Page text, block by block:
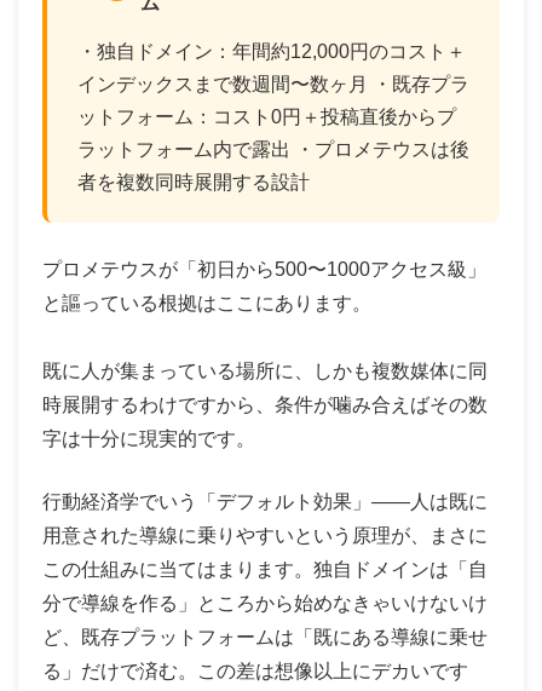
・独自ドメイン：年間約12,000円のコスト＋
インデックスまで数週間〜数ヶ月 ・既存プラ
ットフォーム：コスト0円＋投稿直後からプ
ラットフォーム内で露出 ・プロメテウスは後
者を複数同時展開する設計
プロメテウスが「初日から500〜1000アクセス級」
と謳っている根拠はここにあります。
既に人が集まっている場所に、しかも複数媒体に同
時展開するわけですから、条件が噛み合えばその数
字は十分に現実的です。
行動経済学でいう「デフォルト効果」——人は既に
用意された導線に乗りやすいという原理が、まさに
この仕組みに当てはまります。独自ドメインは「自
分で導線を作る」ところから始めなきゃいけないけ
ど、既存プラットフォームは「既にある導線に乗せ
る」だけで済む。この差は想像以上にデカいです